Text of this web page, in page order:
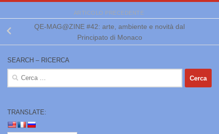
ARTICOLO PRECEDENTE
QE-MAG@ZINE #42: arte, ambiente e novità dal
Principato di Monaco
SEARCH – RICERCA
Ricerca
per:
TRANSLATE: